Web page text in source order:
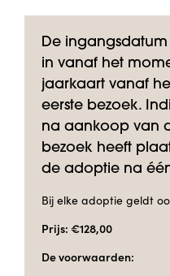
De
in vanaf het
jaarkaart vanaf
eerste bezoek.
na aankoop van
bezoek heeft
de adoptie na
Bij elke adoptie geldt
Prijs: €128,00
De voorwaarden: